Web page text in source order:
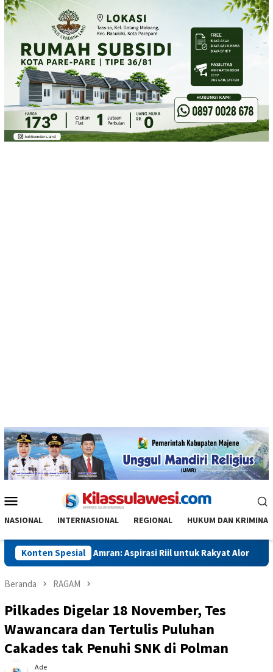
Loncat
ke
Mobile
NASIONAL INTERNASIONAL REGIONAL HUKUM DAN KRIMINAL
Konten Spesial
Mentan Amran: Aspirasi Riil untuk Rakyat Alor
Beranda RAGAM
Pilkades Digelar 18 November, Tes
Wawancara dan Tertulis Puluhan
Cakades tak Penuhi SNK di Polman
Ade